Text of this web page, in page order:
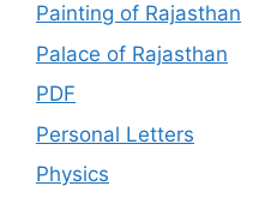
Painting of Rajasthan
Palace of Rajasthan
PDF
Personal Letters
Physics